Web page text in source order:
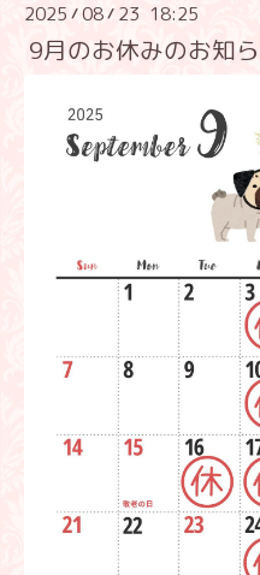
2025 /08/ 23 18:25
9月のお休みのお知ら